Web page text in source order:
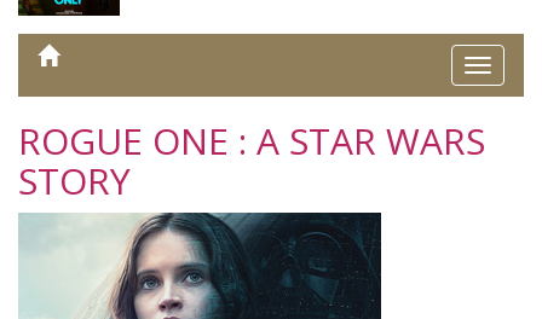
Toggle
ROGUE ONE : A STAR WARS
STORY